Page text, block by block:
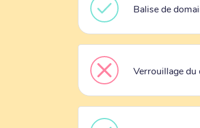
Balise de
Verrouillage du